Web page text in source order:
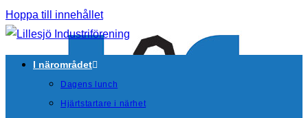
Hoppa till innehållet
I närområdet
Dagens lunch
Hjärtstartare i närhet